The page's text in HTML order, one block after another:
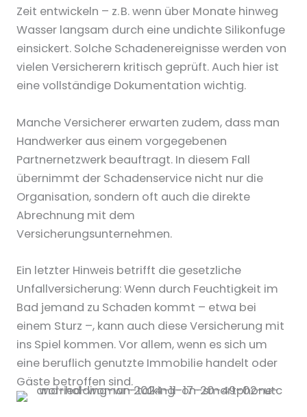
Zeit entwickeln – z. B. wenn über Monate hinweg
Wasser langsam durch eine undichte Silikonfuge
einsickert. Solche Schadenereignisse werden von
vielen Versicherern kritisch geprüft. Auch hier ist
eine vollständige Dokumentation wichtig.
Manche Versicherer erwarten zudem, dass man
Handwerker aus einem vorgegebenen
Partnernetzwerk beauftragt. In diesem Fall
übernimmt der Schadenservice nicht nur die
Organisation, sondern oft auch die direkte
Abrechnung mit dem
Versicherungsunternehmen.
Ein letzter Hinweis betrifft die gesetzliche
Unfallversicherung: Wenn durch Feuchtigkeit im
Bad jemand zu Schaden kommt – etwa bei
einem Sturz –, kann auch diese Versicherung mit
ins Spiel kommen. Vor allem, wenn es sich um
eine beruflich genutzte Immobilie handelt oder
Gäste betroffen sind.